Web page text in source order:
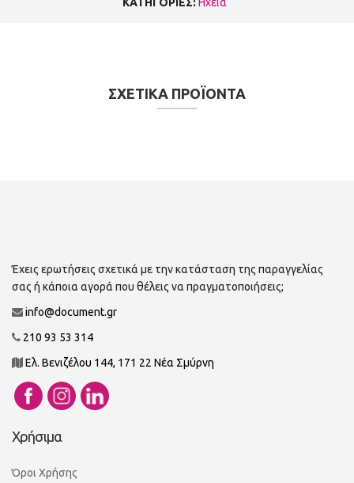
ΚΑΤΗΓΟΡΙΕΣ: Ηχεία
ΣΧΕΤΙΚΑ ΠΡΟΪΟΝΤΑ
Έχεις ερωτήσεις σχετικά με την κατάσταση της παραγγελίας
σας ή κάποια αγορά που θέλεις να πραγματοποιήσεις;
info@document.gr
210 93 53 314
Ελ. Βενιζέλου 144, 171 22 Νέα Σμύρνη
Χρήσιμα
Όροι Χρήσης